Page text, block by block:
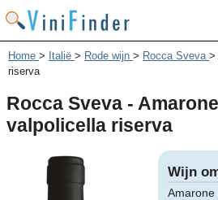
Home > Italië > Rode wijn > Rocca Sveva >
riserva
Rocca Sveva -
valpolicella riserva
Wijn
Amarone